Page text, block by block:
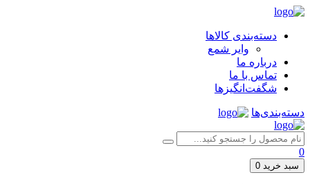
دسته‌بندی کالاها
وایر شمع
درباره ما
تماس با ما
شگفت‌انگیزها
دسته‌بندی‌ها
0
سبد خرید 0